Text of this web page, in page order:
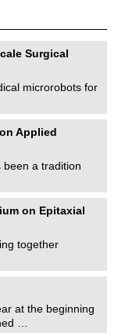
Surgical
microrobots for
Applied
a tradition
on Epitaxial
together
at the beginning
…